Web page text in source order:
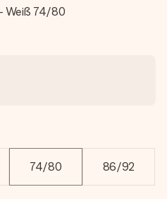
Weiß 74/80
74/80 86/92